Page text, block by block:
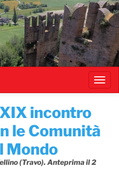
incontro
le Comunità
Mondo
(Travo). Anteprima il 2